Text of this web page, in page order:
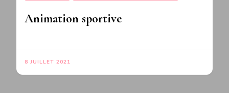
Animation sportive
8 JUILLET 2021